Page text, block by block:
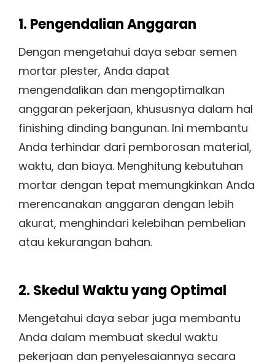
1. Pengendalian Anggaran
Dengan mengetahui daya sebar semen
mortar plester, Anda dapat
mengendalikan dan mengoptimalkan
anggaran pekerjaan, khususnya dalam hal
finishing dinding bangunan. Ini membantu
Anda terhindar dari pemborosan material,
waktu, dan biaya. Menghitung kebutuhan
mortar dengan tepat memungkinkan Anda
merencanakan anggaran dengan lebih
akurat, menghindari kelebihan pembelian
atau kekurangan bahan.
2. Skedul Waktu yang Optimal
Mengetahui daya sebar juga membantu
Anda dalam membuat skedul waktu
pekerjaan dan penyelesaiannya secara